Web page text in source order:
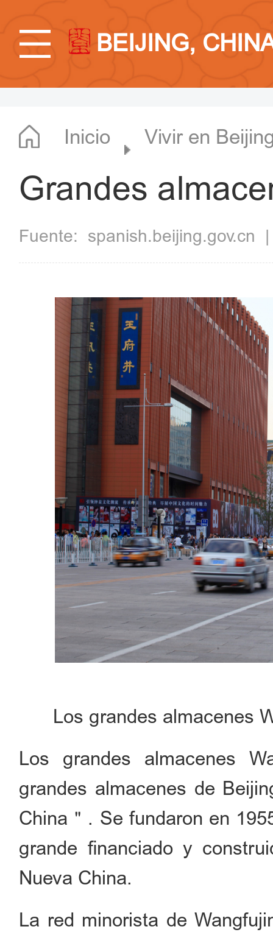
BEIJING,
Inicio Vivir en
Grandes
Fuente: spanish.beijing.gov.cn
Los grandes almacenes
Los grandes almacenes
grandes almacenes de
China＂. Se fundaron en
grande financiado y
Nueva China.
La red minorista de